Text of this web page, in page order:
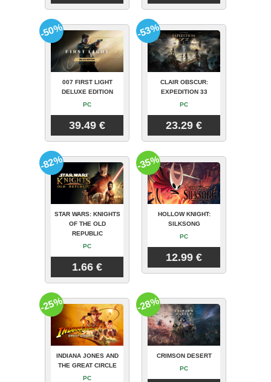
007 FIRST LIGHT
DELUXE EDITION
PC
39.49 €
-50%
CLAIR OBSCUR:
EXPEDITION 33
PC
23.29 €
-53%
STAR WARS: KNIGHTS
OF THE OLD
REPUBLIC
PC
1.66 €
-82%
HOLLOW KNIGHT:
SILKSONG
PC
12.99 €
-35%
INDIANA JONES AND
THE GREAT CIRCLE
PC
-25%
CRIMSON DESERT
PC
-28%